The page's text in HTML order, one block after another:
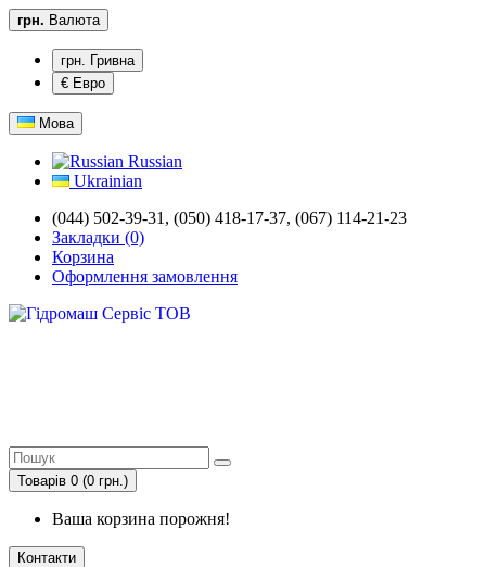
грн. Валюта
грн. Гривна
€ Евро
Мова
Russian
Ukrainian
(044) 502-39-31, (050) 418-17-37, (067) 114-21-23
Закладки (0)
Корзина
Оформлення замовлення
Товарів 0 (0 грн.)
Ваша корзина порожня!
Контакти